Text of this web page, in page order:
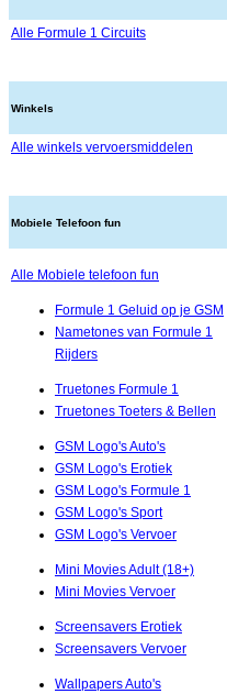
Alle Formule 1 Circuits
Winkels
Alle winkels vervoersmiddelen
Mobiele Telefoon fun
Alle Mobiele telefoon fun
Formule 1 Geluid op je GSM
Nametones van Formule 1
Rijders
Truetones Formule 1
Truetones Toeters & Bellen
GSM Logo's Auto's
GSM Logo's Erotiek
GSM Logo's Formule 1
GSM Logo's Sport
GSM Logo's Vervoer
Mini Movies Adult (18+)
Mini Movies Vervoer
Screensavers Erotiek
Screensavers Vervoer
Wallpapers Auto's